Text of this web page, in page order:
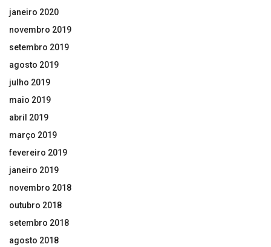
janeiro 2020
novembro 2019
setembro 2019
agosto 2019
julho 2019
maio 2019
abril 2019
março 2019
fevereiro 2019
janeiro 2019
novembro 2018
outubro 2018
setembro 2018
agosto 2018